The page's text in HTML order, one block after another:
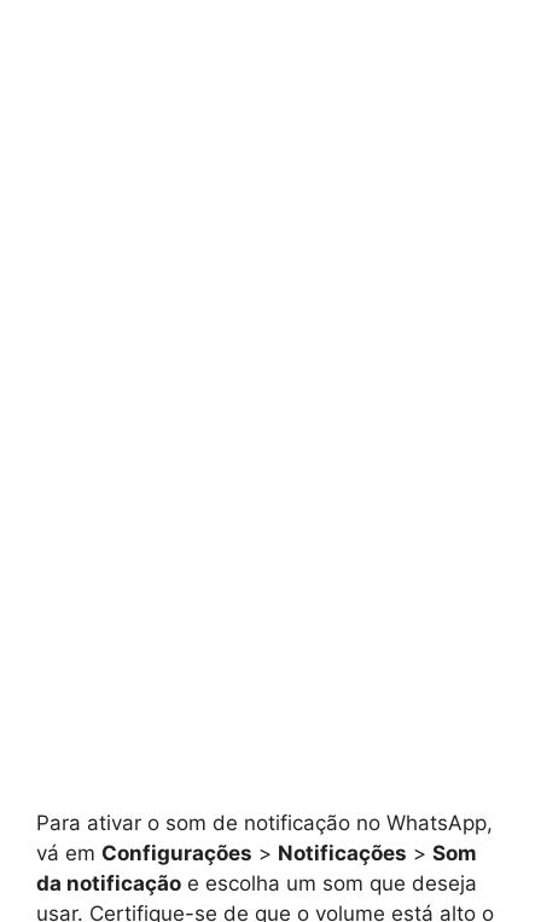
Para ativar o som de notificação no WhatsApp,
vá em Configurações > Notificações > Som
da notificação e escolha um som que deseja
usar. Certifique-se de que o volume está alto o